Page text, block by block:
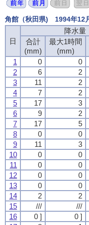
角館（秋田県) 1994年12
日
降水量
合計
(mm)
最大1時間
(mm)
1
0 0
2
6 2
3
11 2
4
7 2
5
17 3
6
9 2
7
17 5
8
0 0
9
11 3
10
0 0
11
0 0
12
0 0
13
0 0
14
2 2
15
/// ///
16
0 ] 0 ]
日
降水量
合計
(mm)
最大1時間
(mm)
1
0 0
2
6 2
3
11 2
4
7 2
5
17 3
6
9 2
7
17 5
8
0 0
9
11 3
10
0 0
11
0 0
12
0 0
13
0 0
14
2 2
15
/// ///
16
0 ] 0 ]
日
降水量
合計
(mm)
最大1時間
(mm)
1
0 0
2
6 2
3
11 2
4
7 2
5
17 3
6
9 2
7
17 5
8
0 0
9
11 3
10
0 0
11
0 0
12
0 0
13
0 0
14
2 2
15
/// ///
16
0 ] 0 ]
日
降水量
合計
(mm)
最大1時間
(mm)
1
0 0
2
6 2
3
11 2
4
7 2
5
17 3
6
9 2
7
17 5
8
0 0
9
11 3
10
0 0
11
0 0
12
0 0
13
0 0
14
2 2
15
/// ///
16
0 ] 0 ]